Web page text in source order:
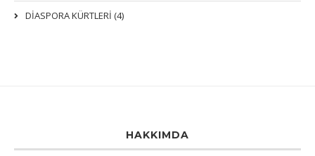
DİASPORA KÜRTLERİ (4)
HAKKIMDA